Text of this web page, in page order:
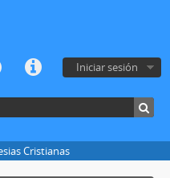
Iniciar sesión
Cristianas